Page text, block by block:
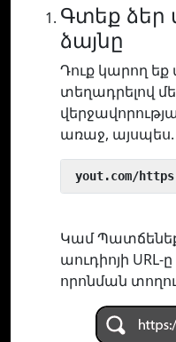
Գտեք ձեր
ձայնը
Դուք կարող եք
տեղադրելով
առաջ, այսպես.
yout.com/
Կամ
աուդիոյի
որոնման